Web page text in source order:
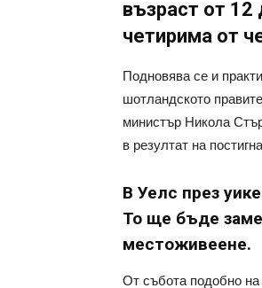
възраст от
четирима от
Подновява се и
шотландското
министър Никола
в резултат на
В Уелс през
То ще бъде
местоживеене.
От събота подобно